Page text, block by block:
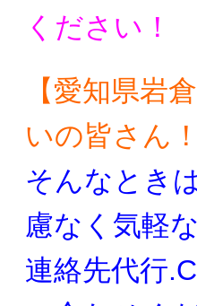
ください！
【愛知県岩
いの皆さん！
そんなとき
慮なく気軽
連絡先代行